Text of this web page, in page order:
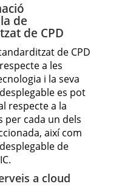
de
de CPD
de CPD
a les
i la seva
es pot
respecte a la
per cada un dels
així com
de
a cloud